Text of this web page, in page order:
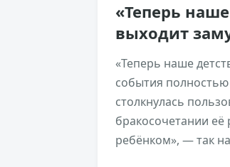
«Теперь
выходит
«Теперь наше
события
столкнулась
бракосочетании
ребёнком», — так